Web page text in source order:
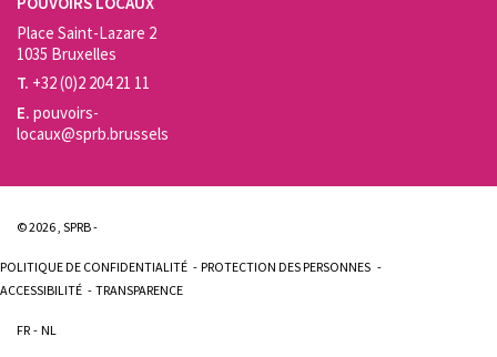
Place Saint-Lazare 2
1035 Bruxelles
T. +32 (0)2 204 21 11
E. pouvoirs-
locaux@sprb.brussels
© 2026 , SPRB -
POLITIQUE DE CONFIDENTIALITÉ
PROTECTION DES PERSONNES
ACCESSIBILITÉ
TRANSPARENCE
FR NL